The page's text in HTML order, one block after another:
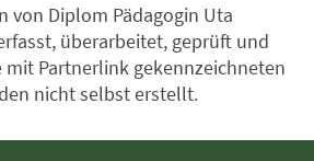
von Diplom Pädagogin Uta
überarbeitet, geprüft und
Partnerlink gekennzeichneten
nicht selbst erstellt.